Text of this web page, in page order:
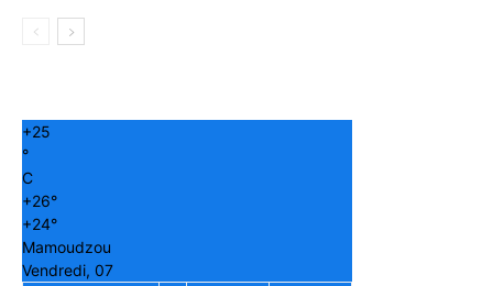
+25
°
C
+26°
+24°
Mamoudzou
Vendredi, 07